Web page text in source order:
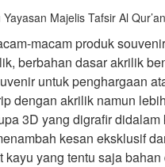
Majelis Tafsir Al Qur’an
macam produk
berbahan dasar akrilik
untuk penghargaan
dengan akrilik namun
3D yang digrafir
kesan eksklusif
kayu yang tentu saja